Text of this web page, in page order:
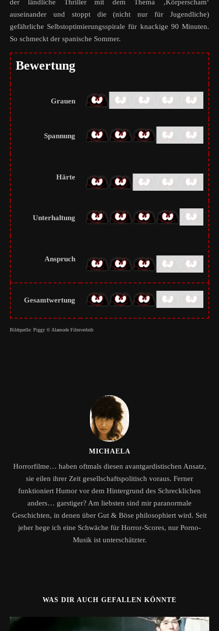
der ländliche Thriller mit dem Thema ‚Körperscham‘
auseinander und stoppt die (nicht nur für Jugendliche)
gefährliche Selbstoptimierungsspirale für knackige 90 Minuten.
So schmeckt der spanische Sommer.
Bewertung
Grauen
Spannung
Härte
Unterhaltung
Anspruch
Gesamtwertung
Bildquelle: Piggy © Alamode Filmverleih
MICHAELA
Horrorfilme… haben oftmals diesen avantgardistischen Ansatz,
sie eilen ihrer Zeit gesellschaftspolitisch voraus. Ferner
funktioniert Humor vor dem Hintergrund des Schrecklichen
anders… garstiger? Am liebsten sind mir paranormale
Geschichten, in denen über Gut & Böse philosophiert wird. Seit
jeher hege ich eine Schwäche für Horror-Scores, nur Porno-
Musik ist unterschätzter.
WAS DIR AUCH GEFALLEN KÖNNTE